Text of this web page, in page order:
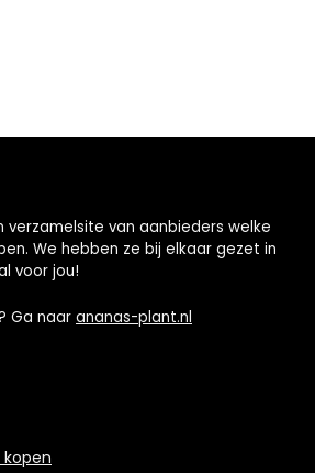
verzamelsite van aanbieders welke
We hebben ze bij elkaar gezet in
voor jou!
Ga naar ananas-plant.nl